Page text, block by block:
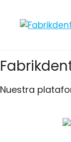
Nuestra